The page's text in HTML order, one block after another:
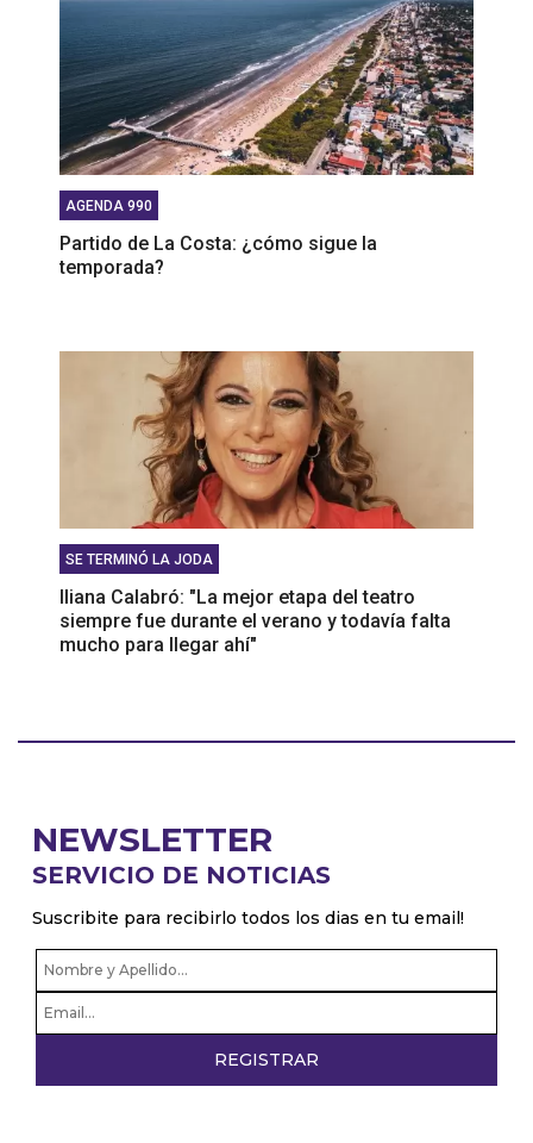
AGENDA 990
Partido de La Costa: ¿cómo sigue la
temporada?
SE TERMINÓ LA JODA
Iliana Calabró: "La mejor etapa del teatro
siempre fue durante el verano y todavía falta
mucho para llegar ahí"
NEWSLETTER
SERVICIO DE NOTICIAS
Suscribite para recibirlo todos los dias en tu email!